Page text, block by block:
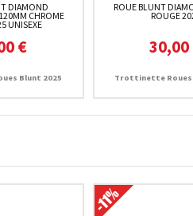
DIAMOND
CHROME
UNISEXE
€
Blunt 2025
ROUE BLUNT
ROUGE
30,00
Trottinette Roues